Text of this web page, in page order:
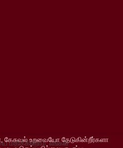
உறவையோ தேடுகின்றீர்களா
மதிக்கிறோம். எங்கள்